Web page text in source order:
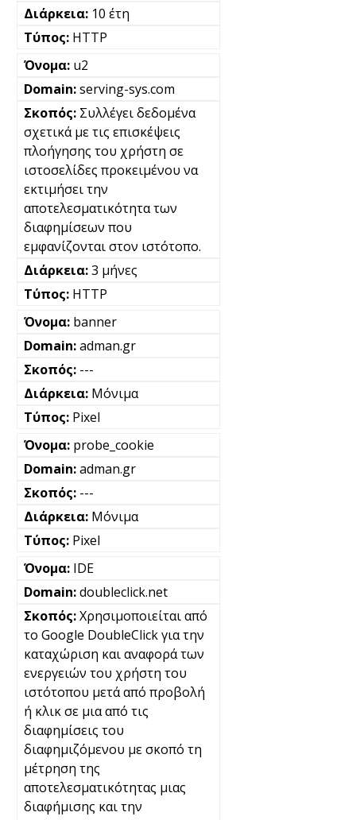
10 έτη
HTTP
u2
serving-sys.com
Συλλέγει δεδομένα
σχετικά με τις επισκέψεις
πλοήγησης του χρήστη σε
ιστοσελίδες προκειμένου να
εκτιμήσει την
αποτελεσματικότητα των
διαφημίσεων που
εμφανίζονται στον ιστότοπο.
3 μήνες
HTTP
banner
adman.gr
---
Μόνιμα
Pixel
probe_cookie
adman.gr
---
Μόνιμα
Pixel
IDE
doubleclick.net
Χρησιμοποιείται από
το Google DoubleClick για την
καταχώριση και αναφορά των
ενεργειών του χρήστη του
ιστότοπου μετά από προβολή
ή κλικ σε μια από τις
διαφημίσεις του
διαφημιζόμενου με σκοπό τη
μέτρηση της
αποτελεσματικότητας μιας
διαφήμισης και την